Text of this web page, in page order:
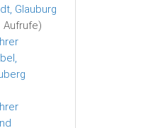
Glauburg
Aufrufe)